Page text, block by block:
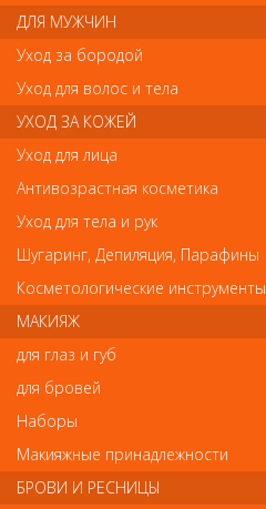
Бигуди для волос
бумеранги 12х180 мм
упаковка 10 штук
180
Арт. RWL2
ДЛЯ МУЖЧИН
Уход за бородой
Уход для волос и тела
УХОД ЗА КОЖЕЙ
Уход для лица
Антивозрастная косметика
Уход для тела и рук
Шугаринг, Депиляция, Парафины
Косметологические инструменты
МАКИЯЖ
для глаз и губ
для бровей
Наборы
Макияжные принадлежности
БРОВИ И РЕСНИЦЫ